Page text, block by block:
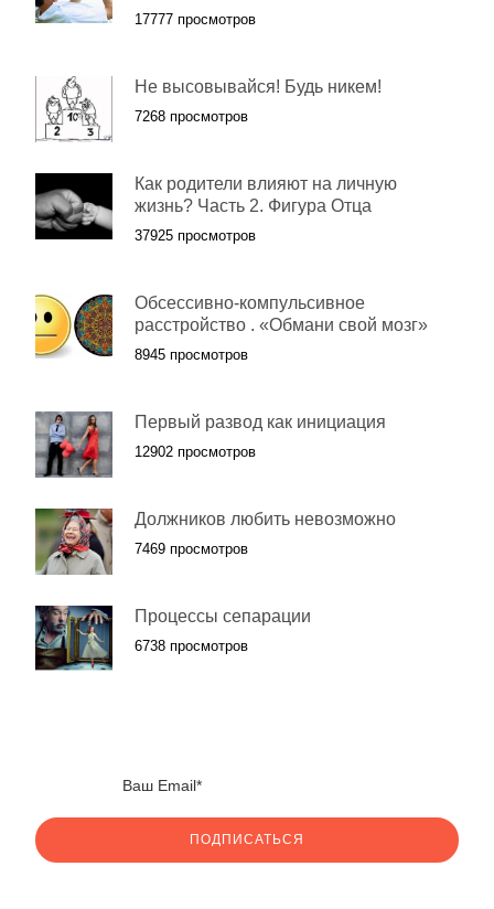
17777 просмотров
Не высовывайся! Будь никем!
7268 просмотров
Как родители влияют на личную
жизнь? Часть 2. Фигура Отца
37925 просмотров
Обсессивно-компульсивное
расстройство . «Обмани свой мозг»
8945 просмотров
Первый развод как инициация
12902 просмотров
Должников любить невозможно
7469 просмотров
Процессы сепарации
6738 просмотров
ПОДПИСАТЬСЯ